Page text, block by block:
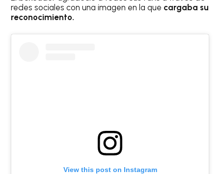
redes sociales con una imagen en la que cargaba su
reconocimiento.
View this post on Instagram